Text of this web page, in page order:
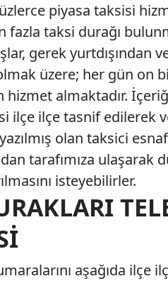
piyasa taksisi
fazla taksi durağı
gerek yurtdışından
üzere; her gün on
hizmet almaktadır.
ilçe ilçe tasnif edilerek
olan taksici
tarafımıza ulaşarak
isteyebilirler.
aşağıda ilçe